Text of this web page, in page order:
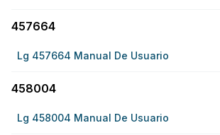
457664
Lg 457664 Manual De Usuario
458004
Lg 458004 Manual De Usuario